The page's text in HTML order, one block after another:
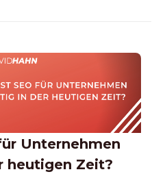
Unternehmen
heutigen Zeit?